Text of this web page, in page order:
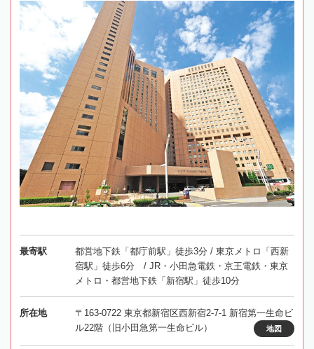
最寄駅
都営地下鉄「都庁前駅」徒歩3分 / 東京メトロ「西新
宿駅」徒歩6分 / JR・小田急電鉄・京王電鉄・東京
メトロ・都営地下鉄「新宿駅」徒歩10分
所在地
〒163-0722 東京都新宿区西新宿2-7-1 新宿第一生命ビ
ル22階（旧小田急第一生命ビル）
地図